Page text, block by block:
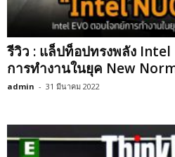
รีวิว : แล็ปท็อปทรงพลัง
การทำงานในยุค New
admin - 31 มีนาคม 2022